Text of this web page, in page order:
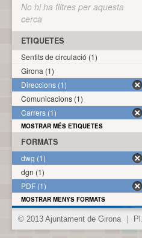
No hi ha filtres per aquesta
cerca
ETIQUETES
Sentits de circulació (1)
Girona (1)
Direccions (1)
Comunicacions (1)
Carrers (1)
MOSTRAR MÉS ETIQUETES
FORMATS
dwg (1)
dgn (1)
PDF (1)
MOSTRAR MENYS FORMATS
© 2013 Ajuntament de Girona